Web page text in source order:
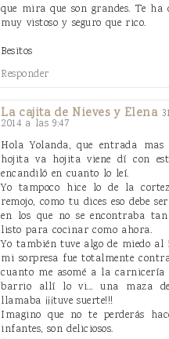
que mira que son grandes. Te ha
muy vistoso y seguro que rico.
Besitos
Responder
La cajita de Nieves y Elena
2014 a las 9:47
Hola Yolanda, que entrada mas
hojita va hojita viene dí con
encandiló en cuanto lo leí.
Yo tampoco hice lo de la
remojo, como tu dices eso debe
en los que no se encontraba
listo para cocinar como ahora.
Yo también tuve algo de miedo
mi sorpresa fue totalmente
cuanto me asomé a la carnicería
barrio allí lo vi... una maza
llamaba ¡¡¡tuve suerte!!!
Imagino que no te perderás
infantes, son deliciosos.